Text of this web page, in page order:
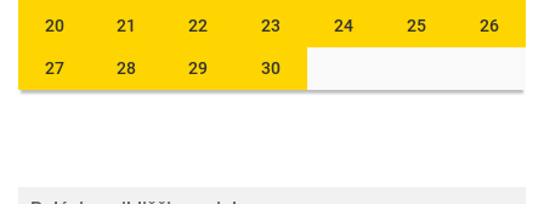
20 21 22 23 24 25 26
27 28 29 30